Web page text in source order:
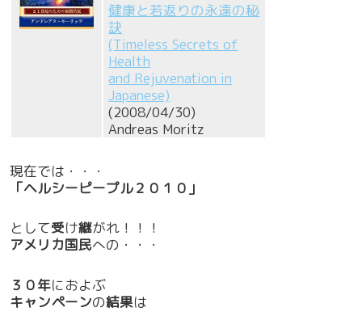
健康と若返りの永遠の秘
訣
(Timeless Secrets of
Health
and Rejuvenation in
Japanese)
(2008/04/30)
Andreas Moritz
現在では・・・
「ヘルシーピープル２０１０」
として受け継がれ！！！
アメリカ国民への・・・
３０年におよぶ
キャンペーンの結果は